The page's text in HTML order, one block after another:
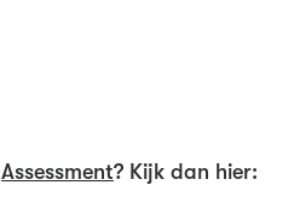
Assessment? Kijk dan hier: